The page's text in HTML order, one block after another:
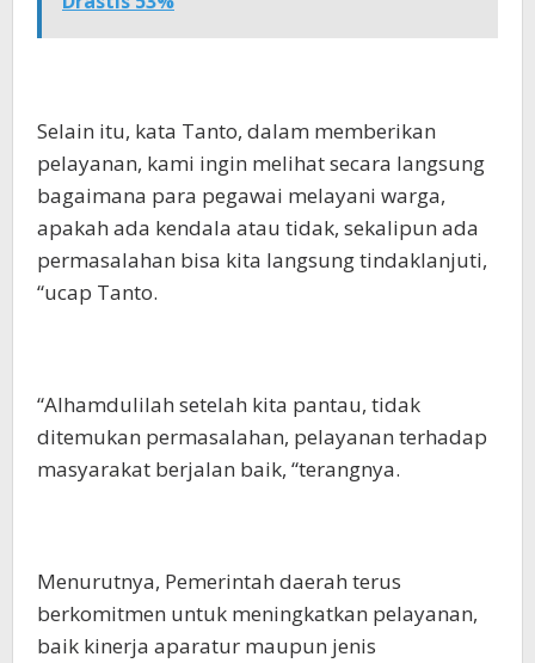
Selain itu, kata Tanto, dalam memberikan
pelayanan, kami ingin melihat secara langsung
bagaimana para pegawai melayani warga,
apakah ada kendala atau tidak, sekalipun ada
permasalahan bisa kita langsung tindaklanjuti,
“ucap Tanto.
“Alhamdulilah setelah kita pantau, tidak
ditemukan permasalahan, pelayanan terhadap
masyarakat berjalan baik, “terangnya.
Menurutnya, Pemerintah daerah terus
berkomitmen untuk meningkatkan pelayanan,
baik kinerja aparatur maupun jenis